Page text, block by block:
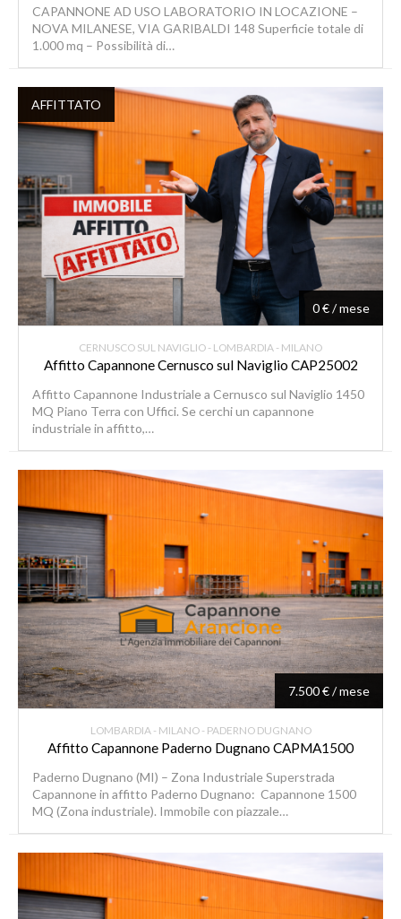
CAPANNONE AD USO LABORATORIO IN LOCAZIONE –
NOVA MILANESE, VIA GARIBALDI 148 Superficie totale di
1.000 mq – Possibilità di…
AFFITTATO
0 € / mese
CERNUSCO SUL NAVIGLIO - LOMBARDIA - MILANO
Affitto Capannone Cernusco sul Naviglio CAP25002
Affitto Capannone Industriale a Cernusco sul Naviglio 1450
MQ Piano Terra con Uffici. Se cerchi un capannone
industriale in affitto,…
7.500 € / mese
LOMBARDIA - MILANO - PADERNO DUGNANO
Affitto Capannone Paderno Dugnano CAPMA1500
Paderno Dugnano (MI) – Zona Industriale Superstrada
Capannone in affitto Paderno Dugnano: Capannone 1500
MQ (Zona industriale). Immobile con piazzale…